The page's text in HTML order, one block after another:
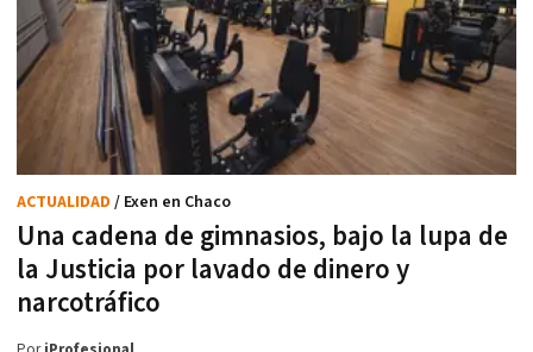
Una cadena de gimnasios, bajo la lupa de
la Justicia por lavado de dinero y
narcotráfico
ACTUALIDAD / Exen en Chaco